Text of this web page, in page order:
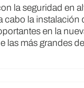
la seguridad en
cabo la instalación
en la
las más grandes